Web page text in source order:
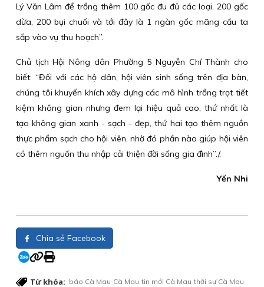
Lý Văn Lâm để trồng thêm 100 gốc đu đủ các loại, 200 gốc
dừa, 200 bụi chuối và tới đây là 1 ngàn gốc mãng cầu ta
sắp vào vụ thu hoạch”.
Chủ tịch Hội Nông dân Phường 5 Nguyễn Chí Thành cho
biết: “Đối với các hộ dân, hội viên sinh sống trên địa bàn,
chúng tôi khuyến khích xây dựng các mô hình trồng trọt tiết
kiệm không gian nhưng đem lại hiệu quả cao, thứ nhất là
tạo không gian xanh - sạch - đẹp, thứ hai tạo thêm nguồn
thực phẩm sạch cho hội viên, nhờ đó phần nào giúp hội viên
có thêm nguồn thu nhập cải thiện đời sống gia đình”./.
Yến Nhi
Chia sẻ Facebook
Từ khóa: báo Cà Mau Cà Mau tin mới Cà Mau thời sự Cà Mau